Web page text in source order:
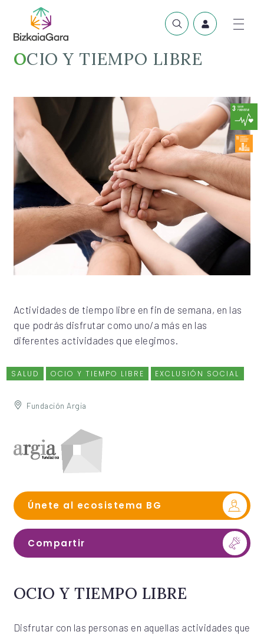
OCIO Y TIEMPO LIBRE
Actividades de tiempo libre en fin de semana, en las
que podrás disfrutar como uno/a más en las
diferentes actividades que elegimos.
SALUD OCIO Y TIEMPO LIBRE EXCLUSIÓN SOCIAL
Fundación Argia
Únete al ecosistema BG
Compartir
OCIO Y TIEMPO LIBRE
Disfrutar con las personas en aquellas actividades que